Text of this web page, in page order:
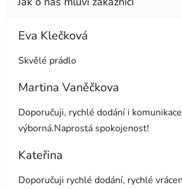
Eva Klečková
Skvělé prádlo
Martina Vaněčkova
Doporučuji, rychlé dodání i
výborná.Naprostá spokojenost!
Kateřina
Doporučuji rychlé dodání, rychlé